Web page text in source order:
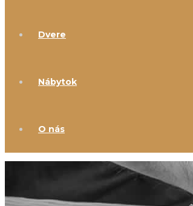
Dvere
Nábytok
O nás